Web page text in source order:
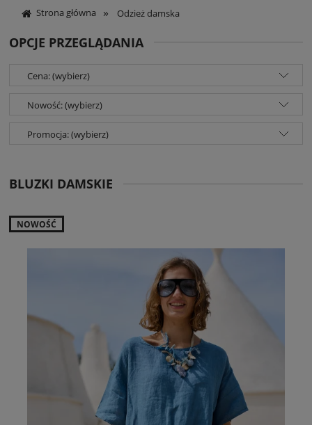
Strona główna » Odzież damska
OPCJE PRZEGLĄDANIA
Cena: (wybierz)
Nowość: (wybierz)
Promocja: (wybierz)
BLUZKI DAMSKIE
NOWOŚĆ